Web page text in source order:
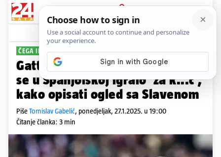
PRIJAVA
Sport Komentari
ČEGA IH JE STRAH?
Gattusov Hajduk bez rizika. Ako
se u Španjolskoj igralo 'za k...c',
kako opisati ogled sa Slavenom
PišeTomislav Gabelić, ponedjeljak, 27.1.2025. u 19:00
Čitanje članka: 3 min